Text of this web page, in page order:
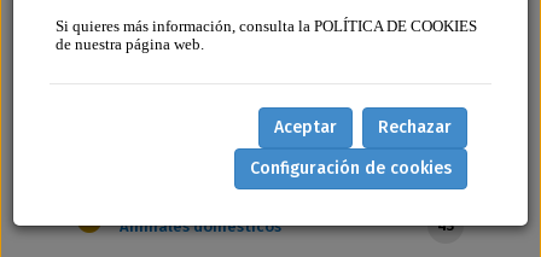
de protección de los animales
domésticos. Castilla LaMancha.
Animales domésticos 43
Si quieres más información, consulta la POLÍTICA DE COOKIES
de nuestra página web.
Aceptar
Rechazar
Configuración de cookies